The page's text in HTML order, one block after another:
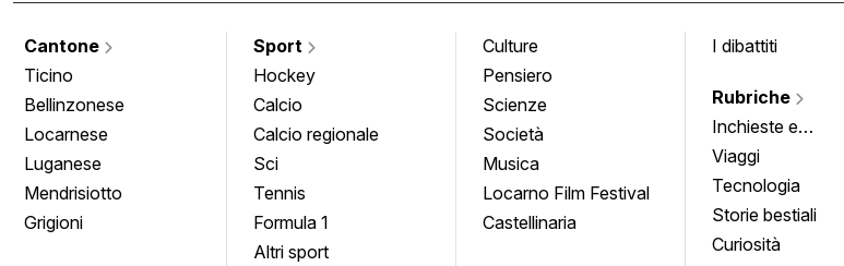
Cantone
Ticino
Bellinzonese
Locarnese
Luganese
Mendrisiotto
Grigioni
Sport
Hockey
Calcio
Calcio regionale
Sci
Tennis
Formula 1
Altri sport
Culture
Pensiero
Scienze
Società
Musica
Locarno Film Festival
Castellinaria
I dibattiti
Rubriche
Inchieste e
approfondimenti
Viaggi
Tecnologia
Storie bestiali
Curiosità